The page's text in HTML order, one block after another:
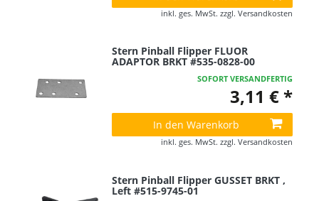
inkl. ges. MwSt. zzgl. Versandkosten
Stern Pinball Flipper FLUOR
ADAPTOR BRKT #535-0828-00
SOFORT VERSANDFERTIG
3,11 € *
In den Warenkorb
inkl. ges. MwSt. zzgl. Versandkosten
Stern Pinball Flipper GUSSET BRKT ,
Left #515-9745-01